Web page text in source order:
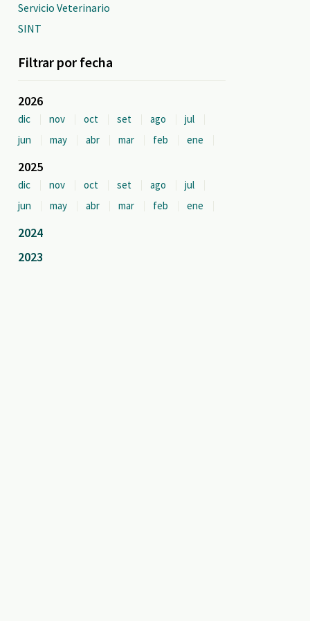
Servicio Veterinario
SINT
Filtrar por fecha
2026
dic nov oct set ago
jul
jun
may abr mar feb ene
2025
dic nov oct set ago
jul
jun
may abr mar feb ene
2024
2023